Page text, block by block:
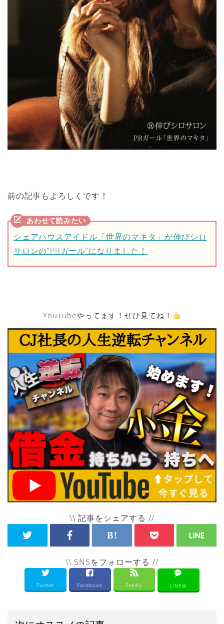
前の記事もよろしくです！
シェアハウスアイドル「世界のマキタ」が伸びシロ
サロンの“PRガール”になりました！
YouTubeやってます！ぜひ見てね！
\\ 記事をシェアする //
\\ SNSをフォローする //
Twitter Facebook Feedly LINE@